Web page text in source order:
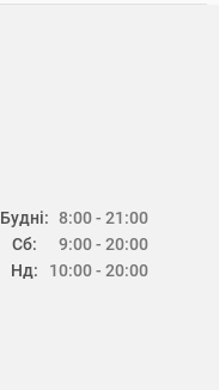
Будні:
Сб:
Нд:
8:00 - 21:00
9:00 - 20:00
10:00 - 20:00